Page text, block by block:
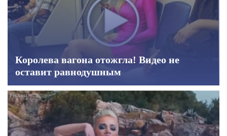
Королева вагона отожгла! Видео не
оставит равнодушным